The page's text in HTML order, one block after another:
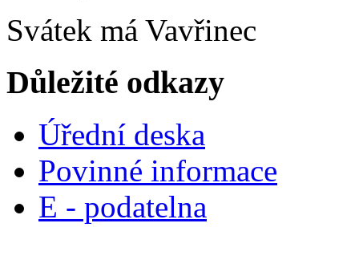
Svátek má Vavřinec
Důležité odkazy
Úřední deska
Povinné informace
E - podatelna